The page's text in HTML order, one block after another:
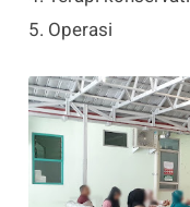
Operasi